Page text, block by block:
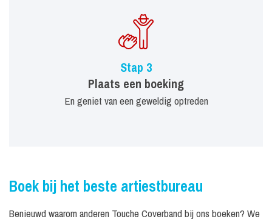
Stap 3
Plaats een boeking
En geniet van een geweldig optreden
Boek bij het beste artiestbureau
Benieuwd waarom anderen Touche Coverband bij ons boeken? We